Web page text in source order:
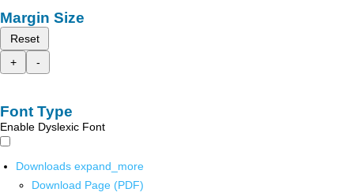
Margin Size
Reset
+
-
Font Type
Enable Dyslexic Font
Downloads expand_more
Download Page (PDF)